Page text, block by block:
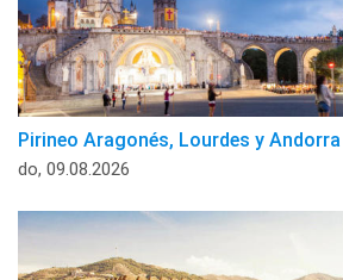
Pirineo Aragonés, Lourdes y Andorra
do, 09.08.2026